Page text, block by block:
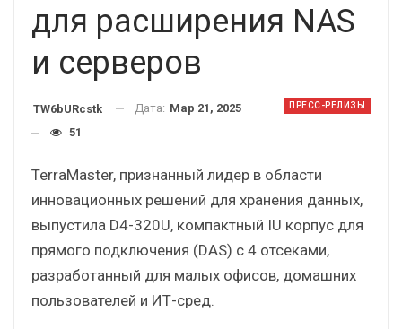
для расширения NAS
и серверов
ПРЕСС-РЕЛИЗЫ
TW6bURcstk Дата: Мар 21, 2025
51
TerraMaster, признанный лидер в области
инновационных решений для хранения данных,
выпустила D4-320U, компактный IU корпус для
прямого подключения (DAS) с 4 отсеками,
разработанный для малых офисов, домашних
пользователей и ИТ-сред.